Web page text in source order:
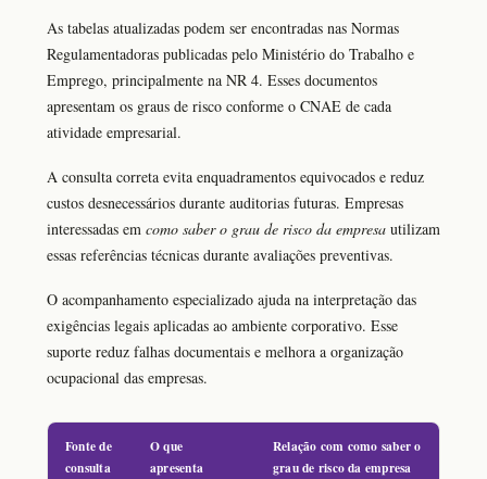
As tabelas atualizadas podem ser encontradas nas Normas
Regulamentadoras publicadas pelo Ministério do Trabalho e
Emprego, principalmente na NR 4. Esses documentos
apresentam os graus de risco conforme o CNAE de cada
atividade empresarial.
A consulta correta evita enquadramentos equivocados e reduz
custos desnecessários durante auditorias futuras. Empresas
interessadas em como saber o grau de risco da empresa utilizam
essas referências técnicas durante avaliações preventivas.
O acompanhamento especializado ajuda na interpretação das
exigências legais aplicadas ao ambiente corporativo. Esse
suporte reduz falhas documentais e melhora a organização
ocupacional das empresas.
Fonte de
consulta
O que
apresenta
Relação com como saber o
grau de risco da empresa